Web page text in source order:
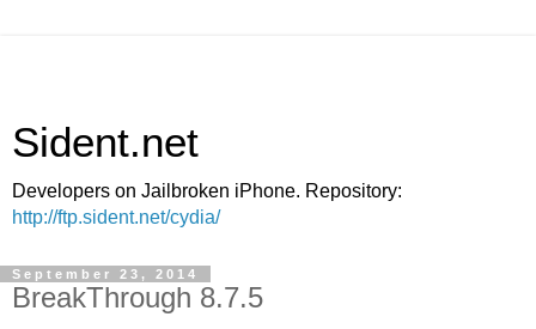
Sident.net
Developers on Jailbroken iPhone. Repository:
http://ftp.sident.net/cydia/
September 23, 2014
BreakThrough 8.7.5